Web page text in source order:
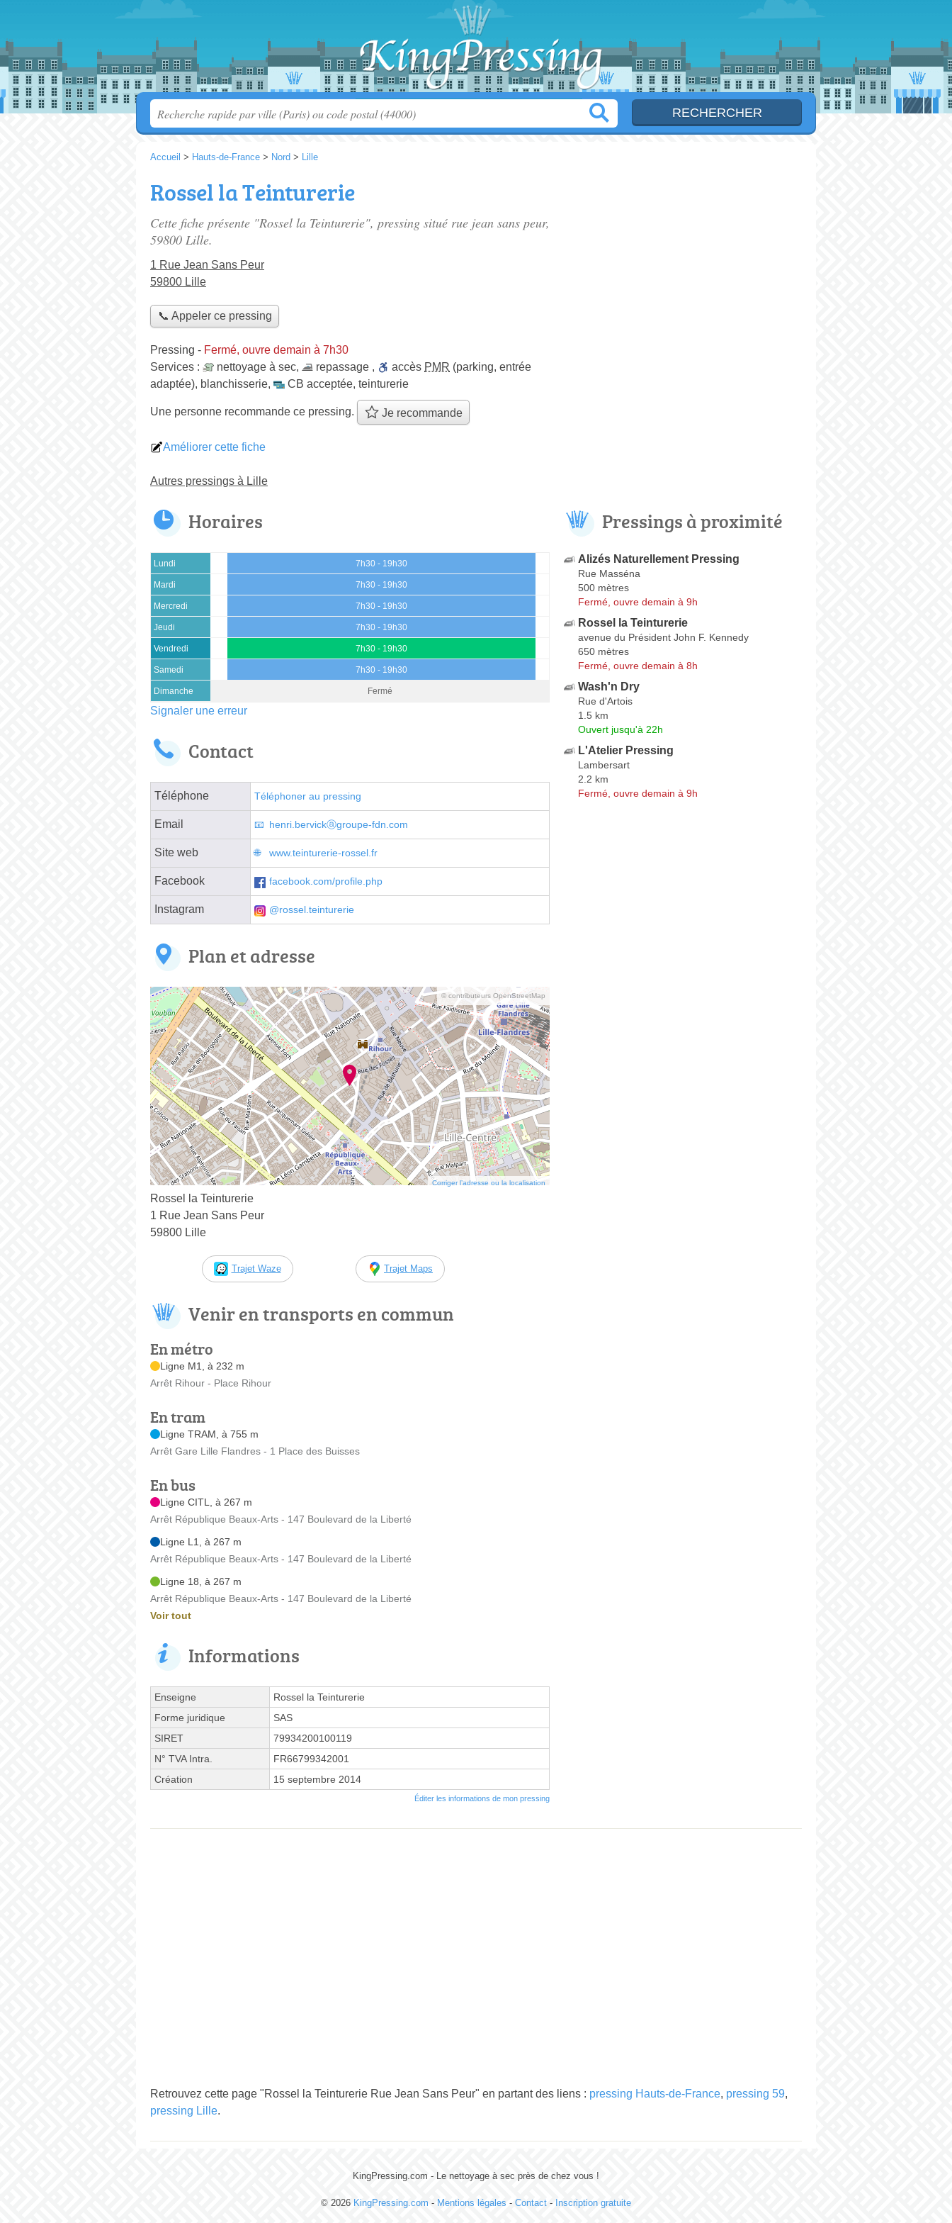
Accueil > Hauts-de-France > Nord > Lille
Rossel la Teinturerie
Cette fiche présente "Rossel la Teinturerie", pressing situé rue jean sans peur,
59800 Lille.
1 Rue Jean Sans Peur
59800 Lille
📞 Appeler ce pressing
Pressing - Fermé, ouvre demain à 7h30
Services :
nettoyage à sec, repassage , accès PMR (parking, entrée
adaptée), blanchisserie, CB acceptée, teinturerie
Une personne recommande ce pressing. Je recommande
Améliorer cette fiche
Autres pressings à Lille
Horaires
Lundi 7h30 - 19h30
Mardi 7h30 - 19h30
Mercredi 7h30 - 19h30
Jeudi 7h30 - 19h30
Vendredi 7h30 - 19h30
Samedi 7h30 - 19h30
Dimanche Fermé
Signaler une erreur
Contact
Téléphone Téléphoner au pressing
Email henri.bervickⓐgroupe-fdn.com
Site web www.teinturerie-rossel.fr
Facebook facebook.com/profile.php
Instagram @rossel.teinturerie
Plan et adresse
© contributeurs OpenStreetMap
Corriger l’adresse ou la localisation
Rossel la Teinturerie
1 Rue Jean Sans Peur
59800 Lille
Trajet Waze Trajet Maps
Venir en transports en commun
En métro
Ligne M1, à 232 m
Arrêt Rihour - Place Rihour
En tram
Ligne TRAM, à 755 m
Arrêt Gare Lille Flandres - 1 Place des Buisses
En bus
Ligne CITL, à 267 m
Arrêt République Beaux-Arts - 147 Boulevard de la Liberté
Ligne L1, à 267 m
Arrêt République Beaux-Arts - 147 Boulevard de la Liberté
Ligne 18, à 267 m
Arrêt République Beaux-Arts - 147 Boulevard de la Liberté
Voir tout
Informations
Enseigne
Rossel la Teinturerie
Forme juridique
SAS
SIRET
79934200100119
N° TVA Intra.
FR66799342001
Création
15 septembre 2014
Éditer les informations de mon pressing
Pressings à proximité
Alizés Naturellement Pressing
Rue Masséna
500 mètres
Fermé, ouvre demain à 9h
Rossel la Teinturerie
avenue du Président John F. Kennedy
650 mètres
Fermé, ouvre demain à 8h
Wash'n Dry
Rue d'Artois
1.5 km
Ouvert jusqu'à 22h
L'Atelier Pressing
Lambersart
2.2 km
Fermé, ouvre demain à 9h
Retrouvez cette page "Rossel la Teinturerie Rue Jean Sans Peur" en partant des liens : pressing Hauts-de-France, pressing 59,
pressing Lille.
KingPressing.com - Le nettoyage à sec près de chez vous !
© 2026 KingPressing.com - Mentions légales - Contact - Inscription gratuite